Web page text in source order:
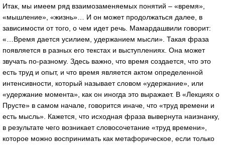
Итак, мы имеем ряд взаимозаменяемых понятий – «время»,
«мышление», «жизнь»… И он может продолжаться далее, в
зависимости от того, о чем идет речь. Мамардашвили говорит:
«…Время дается усилием, удержанием мысли». Такая фраза
появляется в разных его текстах и выступлениях. Она может
звучать по-разному. Здесь важно, что время создается, что это
есть труд и опыт, и что время является актом определенной
интенсивности, который называет словом «удержание», или
«удержание момента», как он иногда это выражает. В «Лекциях о
Прусте» в самом начале, говорится иначе, что «труд времени и
есть мысль». Кажется, что исходная фраза вывернута наизнанку,
в результате чего возникает словосочетание «труд времени»,
которое можно воспринимать как метафорическое, если только